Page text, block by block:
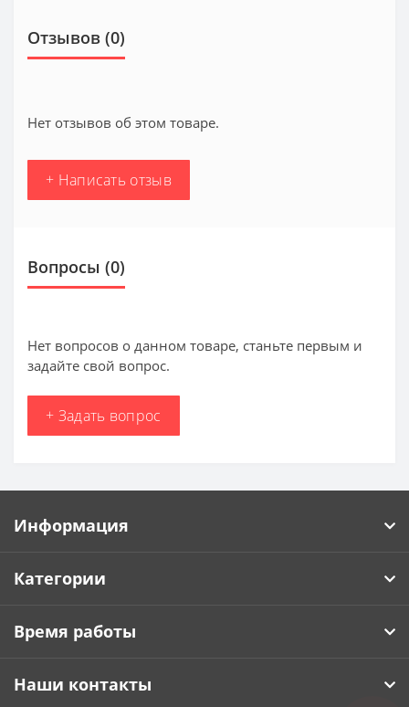
Отзывов (0)
Нет отзывов об этом товаре.
+ Написать отзыв
Вопросы (0)
Нет вопросов о данном товаре, станьте первым и
задайте свой вопрос.
+ Задать вопрос
Информация
Категории
Время работы
Наши контакты